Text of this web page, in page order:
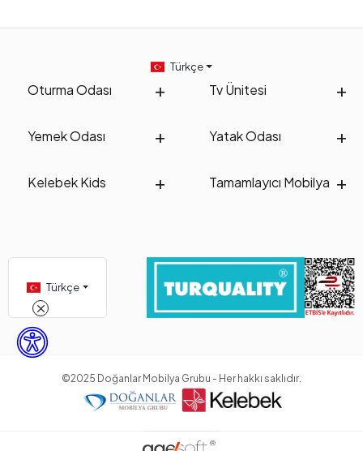
Oturma Odası Tv Ünitesi
Yemek Odası Yatak Odası
Kelebek Kids Tamamlayıcı Mobilya
Türkçe
Türkçe
©2025 Doğanlar Mobilya Grubu - Her hakkı saklıdır.